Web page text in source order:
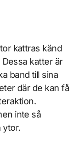
kattras känd
katter är
band till sina
där de kan få
inte så
ytor.